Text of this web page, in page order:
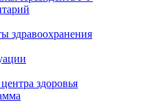
здравоохранения
здоровья